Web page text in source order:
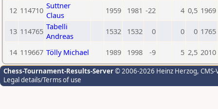
12 114710 Suttner
Claus
1959 1981 -22 4 0,5 1969
13 114765 Tabelli
Andreas
1532 1532 0 0 0 1765
14 119667 Tölly Michael 1989 1998 -9 5 2,5 2010
Chess-Tournament-Results-Server© 2006-2026 Heinz Herzog,
Legal details/Terms of use